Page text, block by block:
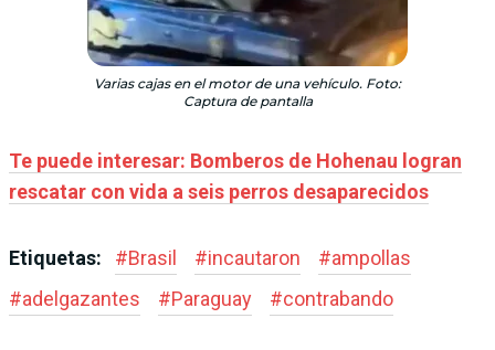
Varias cajas en el motor de una vehículo. Foto:
Captura de pantalla
Te puede interesar: Bomberos de Hohenau logran
rescatar con vida a seis perros desaparecidos
Etiquetas: #Brasil #incautaron #ampollas
#adelgazantes #Paraguay #contrabando